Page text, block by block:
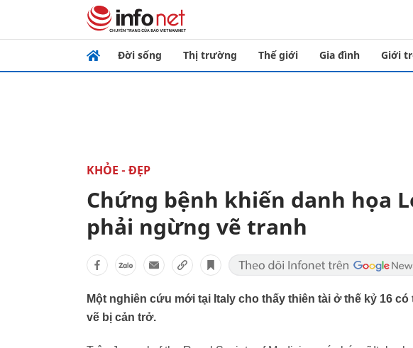
Đời sống Thị trường Thế giới Gia đình Giới
KHỎE - ĐẸP
Chứng bệnh khiến danh họa
phải ngừng vẽ tranh
Một nghiên cứu mới tại Italy cho thấy thiên tài ở thế kỷ 16
vẽ bị cản trở.